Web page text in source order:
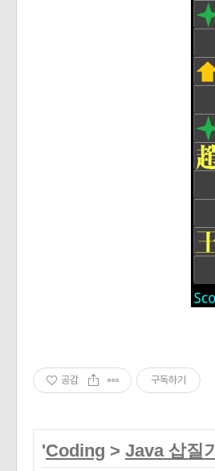
공감 구독하기
'Coding > Java 삽질기